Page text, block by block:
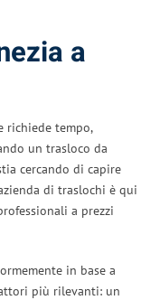
a
richiede tempo,
un trasloco da
cercando di capire
di traslochi è qui
a prezzi
in base a
più rilevanti: un